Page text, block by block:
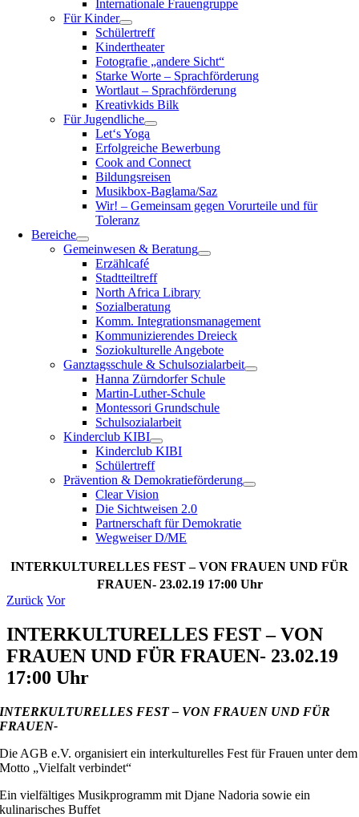
Internationale Frauengruppe
Für Kinder
Schülertreff
Kindertheater
Fotografie „andere Sicht“
Starke Worte – Sprachförderung
Wortlaut – Sprachförderung
Kreativkids Bilk
Für Jugendliche
Let‘s Yoga
Erfolgreiche Bewerbung
Cook and Connect
Bildungsreisen
Musikbox-Baglama/Saz
Wir! – Gemeinsam gegen Vorurteile und für
Toleranz
Bereiche
Gemeinwesen & Beratung
Erzählcafé
Stadtteiltreff
North Africa Library
Sozialberatung
Komm. Integrationsmanagement
Kommunizierendes Dreieck
Soziokulturelle Angebote
Ganztagsschule & Schulsozialarbeit
Hanna Zürndorfer Schule
Martin-Luther-Schule
Montessori Grundschule
Schulsozialarbeit
Kinderclub KIBI
Kinderclub KIBI
Schülertreff
Prävention & Demokratieförderung
Clear Vision
Die Sichtweisen 2.0
Partnerschaft für Demokratie
Wegweiser D/ME
INTERKULTURELLES FEST – VON FRAUEN UND FÜR
FRAUEN- 23.02.19 17:00 Uhr
Zurück Vor
INTERKULTURELLES FEST – VON
FRAUEN UND FÜR FRAUEN- 23.02.19
17:00 Uhr
INTERKULTURELLES FEST – VON FRAUEN UND FÜR
FRAUEN-
Die AGB e.V. organisiert ein interkulturelles Fest für Frauen unter dem
Motto „Vielfalt verbindet“
Ein vielfältiges Musikprogramm mit Djane Nadoria sowie ein
kulinarisches Buffet